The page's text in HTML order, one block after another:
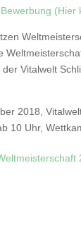
(Hier
Vitalwelt
2018,
10 Uhr,